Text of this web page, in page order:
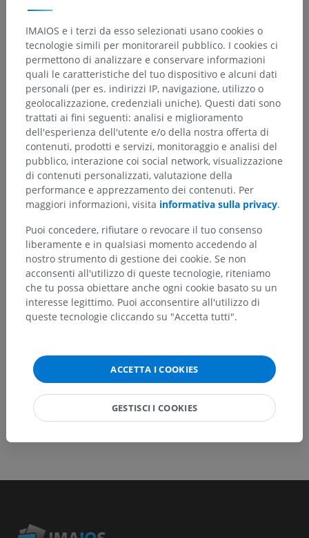
Anatomia umana 1
Neuroanatomia umana
Traduzioni
Hai notato un errore?
Non esitare a suggerire una correzione, traduzione o
un miglioramento dei contenuti.
Segnala un problema
SCARICA L'APP
IMAIOS e i terzi da esso selezionati usano cookies o
tecnologie simili per monitorareil pubblico. I cookies ci
permettono di analizzare e conservare informazioni
quali le caratteristiche del tuo dispositivo e alcuni dati
personali (per es. indirizzi IP, navigazione, utilizzo o
geolocalizzazione, credenziali uniche). Questi dati sono
trattati ai fini seguenti: analisi e miglioramento
dell'esperienza dell'utente e/o della nostra offerta di
contenuti, prodotti e servizi, monitoraggio e analisi del
pubblico, interazione coi social network, visualizzazione
di contenuti personalizzati, valutazione della
performance e apprezzamento dei contenuti. Per
maggiori informazioni, visita informativa sulla privacy.
Puoi concedere, rifiutare o revocare il tuo consenso
liberamente e in qualsiasi momento accedendo al
nostro strumento di gestione dei cookie. Se non
acconsenti all'utilizzo di queste tecnologie, riteniamo
che tu possa obiettare anche ogni cookie basato su un
interesse legittimo. Puoi acconsentire all'utilizzo di
queste tecnologie cliccando su "Accetta tutti".
ACCETTA I COOKIES
GESTISCI I COOKIES